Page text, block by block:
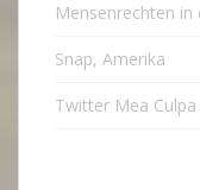
Mensenrechten in
Snap, Amerika
Twitter Mea Culpa